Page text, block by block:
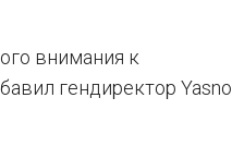
внимания к
гендиректор Yasno.